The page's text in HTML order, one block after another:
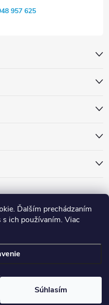
Ďalším prechádzaním
ich používaním. Viac
Súhlasím
957 625
. Všetky práva vyhradené.